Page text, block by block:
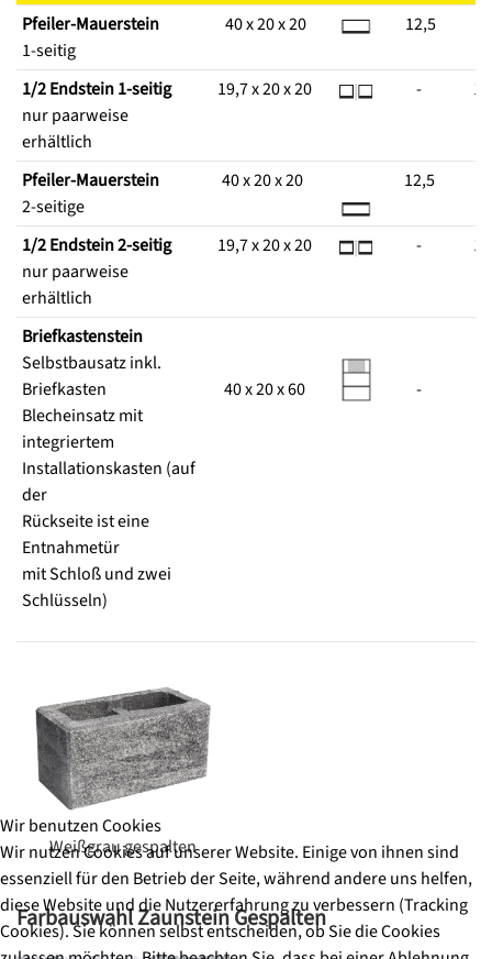
Pfeiler-Mauerstein
1-seitig
40 x 20 x 20 12,5
1/2 Endstein 1-seitig
nur paarweise
erhältlich
19,7 x 20 x 20 -
Pfeiler-Mauerstein
2-seitige
40 x 20 x 20 12,5
1/2 Endstein 2-seitig
nur paarweise
erhältlich
19,7 x 20 x 20 -
Briefkastenstein
Selbstbausatz inkl.
Briefkasten
Blecheinsatz mit
integriertem
Installationskasten (auf
der
Rückseite ist eine
Entnahmetür
mit Schloß und zwei
Schlüsseln)
40 x 20 x 60 -
Weißgrau gespalten
Farbauswahl Zaunstein Gespalten
Wir benutzen Cookies
Wir nutzen Cookies auf unserer Website. Einige von ihnen sind
essenziell für den Betrieb der Seite, während andere uns helfen,
diese Website und die Nutzererfahrung zu verbessern (Tracking
Cookies). Sie können selbst entscheiden, ob Sie die Cookies